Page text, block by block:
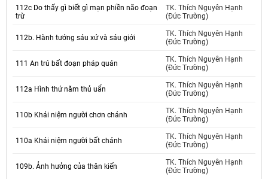
112c Do thấy gì biết gì mạn phiền não đoạn
trừ
TK. Thích Nguyên Hạnh
(Đức Trường)
112b. Hành tướng sáu xứ và sáu giới
TK. Thích Nguyên Hạnh
(Đức Trường)
111 An trú bất đoạn pháp quán
TK. Thích Nguyên Hạnh
(Đức Trường)
112a Hình thứ năm thủ uẩn
TK. Thích Nguyên Hạnh
(Đức Trường)
110b Khái niệm người chơn chánh
TK. Thích Nguyên Hạnh
(Đức Trường)
110a Khái niệm người bất chánh
TK. Thích Nguyên Hạnh
(Đức Trường)
109b. Ảnh hưởng của thân kiến
TK. Thích Nguyên Hạnh
(Đức Trường)